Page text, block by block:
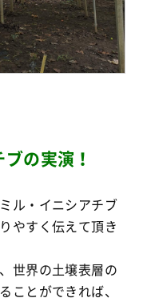
の実演！
ル・イニシアチブ
やすく伝えて頂き
世界の土壌表層の
ことができれば、